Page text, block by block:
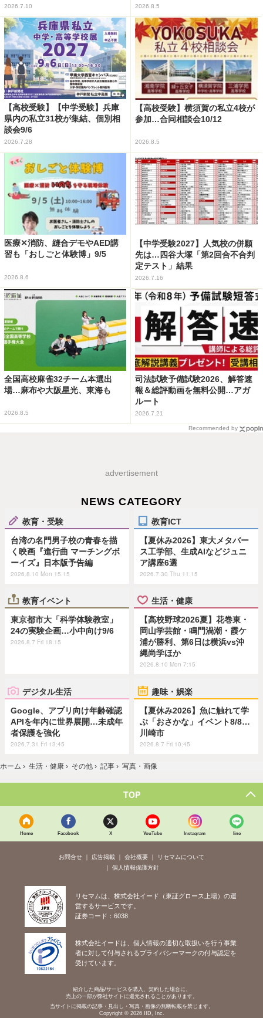
2026.7.10 2026.8.5
【高校受験】【中学受験】兵庫
県内の私立31校が集結、個別相
談会9/6
2026.7.28
【高校受験】横須賀の私立4校が
参加…合同相談会10/12
2026.8.5
医療✕消防、縫合デモやAED講
習も「おしごと体験博」9/5
2026.8.6
【中学受験2027】人気校の併願
先は…四谷大塚「第2回合不合判
定テスト」結果
2026.7.16
全国高校麻雀32チーム本選出
場…麻布や大阪星光、東海も
2026.8.5
司法試験予備試験2026、解答速
報＆総評動画を無料公開…アガ
ルート
2026.7.21
Recommended by
advertisement
NEWS CATEGORY
教育・受験
台湾の名門男子校の青春を描
く映画『進行曲 マーチングボ
ーイズ』日本版予告編
2026.8.10 Mon 15:15
教育ICT
【夏休み2026】東大メタバー
ス工学部、生成AIなどジュニ
ア講座6選
2026.7.30 Thu 11:15
教育イベント
東京都市大「科学体験教室」
24の実験企画…小中向け9/6
2026.8.7 Fri 18:15
生活・健康
【高校野球2026夏】花巻東・
岡山学芸館・鳴門渦潮・霞ケ
浦が勝利、第6日は横浜vs沖
縄尚学ほか
2026.8.10 Mon 7:15
デジタル生活
Google、アプリ向け年齢確認
APIを年内に世界展開…未成年
者保護を強化
2026.7.31 Fri 13:45
趣味・娯楽
【夏休み2026】魚に触れて学
ぶ「おさかな」イベント8/8…
川崎市
2026.8.7 Fri 10:45
ホーム › 生活・健康 › その他 › 記事 › 写真・画像
TOP
Home Facebook X YouTube Instagram line
お問合せ 広告掲載 会社概要
リセマムについて
個人情報保護方針
リセマムは、株式会社イード（東証グロース上場）の運
営するサービスです。
証券コード：6038
株式会社イードは、個人情報の適切な取扱いを行う事業
者に対して付与されるプライバシーマークの付与認定を
受けています。
紹介した商品/サービスを購入、契約した場合に、
売上の一部が弊社サイトに還元されることがあります。
当サイトに掲載の記事・見出し・写真・画像の無断転載を禁じます。
Copyright © 2026 IID, Inc.